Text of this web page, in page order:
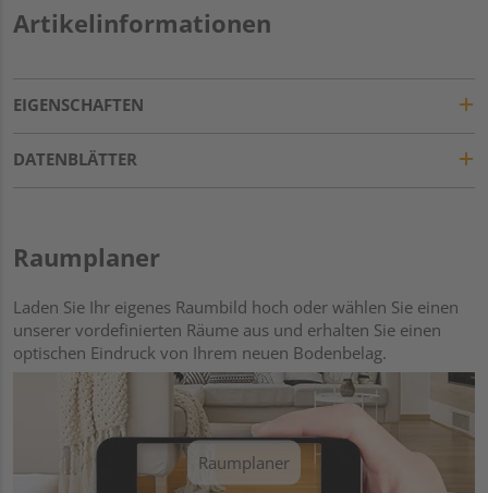
Artikelinformationen
EIGENSCHAFTEN
DATENBLÄTTER
Raumplaner
Laden Sie Ihr eigenes Raumbild hoch oder wählen Sie einen
unserer vordefinierten Räume aus und erhalten Sie einen
optischen Eindruck von Ihrem neuen Bodenbelag.
Raumplaner